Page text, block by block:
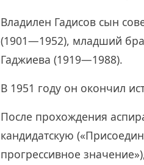
Владилен Гадисов сын
(1901—1952), младший
Гаджиева (1919—1988).
В 1951 году он окончил
После прохождения
кандидатскую
прогрессивное